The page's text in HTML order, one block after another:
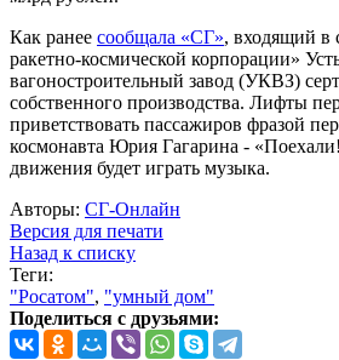
Как ранее сообщала «СГ», входящий в
ракетно-космической корпорации»
вагоностроительный завод (УКВЗ)
собственного производства. Лифты
приветствовать пассажиров фразой
космонавта Юрия Гагарина -
движения будет играть музыка.
Авторы: СГ-Онлайн
Версия для печати
Назад к списку
Теги:
"Росатом", "умный дом"
Поделиться с друзьями: